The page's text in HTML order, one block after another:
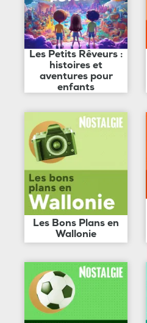
Les Petits Rêveurs :
histoires et
aventures pour
enfants
Les Bons Plans en
Wallonie